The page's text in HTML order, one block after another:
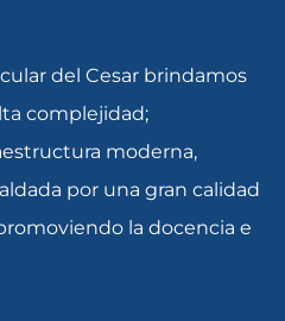
del Cesar brindamos
complejidad;
moderna,
por una gran calidad
la docencia e